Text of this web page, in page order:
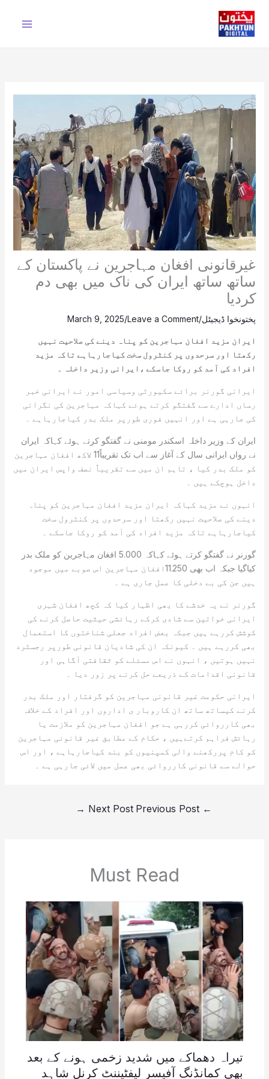
content
غیرقانونی افغان مہاجرین نے پاکستان کے
ساتھ ساتھ ایران کی ناک میں بھی دم
کردیا
پختونخوا ڈیجیٹل/
Leave a Comment
/
March 9, 2025
ایران مزید افغان مہاجرین کو پناہ دینے کی صلاحیت نہیں
رکھتا اور سرحدوں پر کنٹرول سخت کیاجارہاہے تاکہ مزید
افراد کی آمد کو روکا جاسکے ،ایرانی وزیر داخلہ ۔
ایرانی گورنر برائے سکیورٹی وسیاسی امور نے ایرانی خبر
رساں ادارے سے گفتگو کرتے ہوئے کہاکہ مہاجرین کی نگرانی
کی جارہی ہے اور انہیں فوری طورپر ملک بدر کیاجارہاہے ۔
ایران کے وزیر داخلہ اسکندر مومنی نے گفتگو کرتے ہوئے کہاکہ ایران
نے رواں ایرانی سال کے آغاز سے اب تک تقریباً11 لاکھ افغان مہاجرین
کو ملک بدر کیا ، تاہم ان میں سے تقریباً نصف واپس ایران میں
داخل ہوچکے ہیں ۔
انہوں نے مزید کہاکہ ایران مزید افغان مہاجرین کو پناہ
دینے کی صلاحیت نہیں رکھتا اور سرحدوں پر کنٹرول سخت
کیاجارہاہے تاکہ مزید افراد کی آمد کو روکا جاسکے ۔
گورنر نے گفتگو کرتے ہوئے کہاکہ 5.000 افغان مہاجرین کو ملک بدر
کیاگیا جبکہ اب بھی 11.250افغان مہاجرین اس صوبے میں موجود
ہیں جن کی بے دخلی کا عمل جاری ہے ۔
گورنر نے یہ خدشے کا بھی اظہار کیا کہ کچھ افغان شہری
ایرانی خواتین سے شادی کرکے رہائشی حیثیت حاصل کرنے کی
کوشش کررہے ہیں جبکہ بعض افراد جعلی شناختوں کا استعمال
بھی کررہے ہیں ۔ کیونکہ ان کی شادیان قانونی طورپر رجسٹرد
نہیں ہوتیں ، انہوں نے اس مسئلے کو ثقافتی آگاہی اور
قانونی اقدامات کے ذریعے حل کرنے پر زور دیا ۔
ایرانی حکومت غیر قانونی مہاجرین کو گرفتار اور ملک بدر
کرنے کیساتھ ساتھ ان کاروبار ی اداروں اور افراد کے خلاف
بھی کارروائی کررہی ہے جو افغان مہاجرین کو ملازمت یا
رہائش فراہم کرتےہیں ، حکام کے مطابق غیر قانونی مہاجرین
کو کام پررکھنے والی کمپنیوں کو بند کیاجارہاہے ، اور اس
حوالے سے قانونی کارروائی بھی عمل میں لائی جارہی ہے ۔
←
Next Post
→
Must Read
تیراہ دھماکے میں شدید زخمی ہونے کے بعد
بھی کمانڈنگ آفیسر لیفٹیننٹ کرنل شاہد